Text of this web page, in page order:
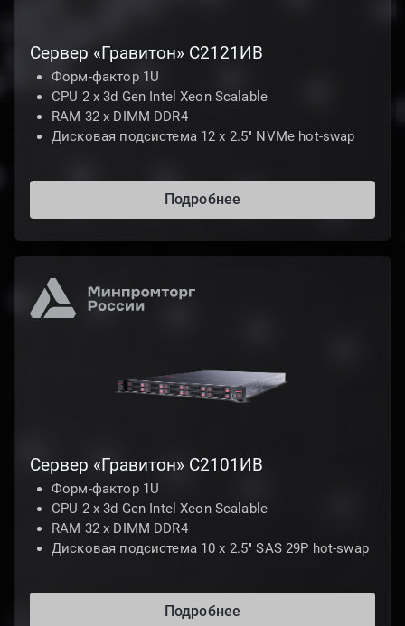
Сервер «Гравитон» С2121ИВ
Форм-фактор 1U
CPU 2 х 3d Gen Intel Xeon Scalable
RAM 32 x DIMM DDR4
Дисковая подсистема 12 х 2.5" NVMe hot-swap
Подробнее
Сервер «Гравитон» С2101ИВ
Форм-фактор 1U
CPU 2 х 3d Gen Intel Xeon Scalable
RAM 32 x DIMM DDR4
Дисковая подсистема 10 х 2.5" SAS 29P hot-swap
Подробнее